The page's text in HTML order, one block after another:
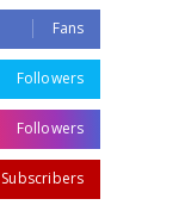
Fans
Followers
Followers
Subscribers